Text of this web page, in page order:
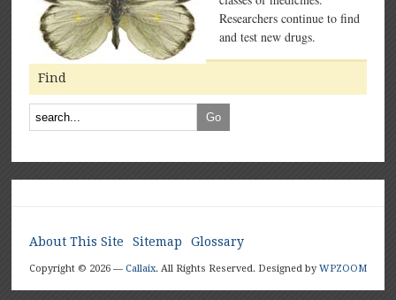
Researchers continue to find
and test new drugs.
Find
About This Site Sitemap Glossary
Designed by WPZOOM
Copyright © 2026 — Callaix. All Rights Reserved.